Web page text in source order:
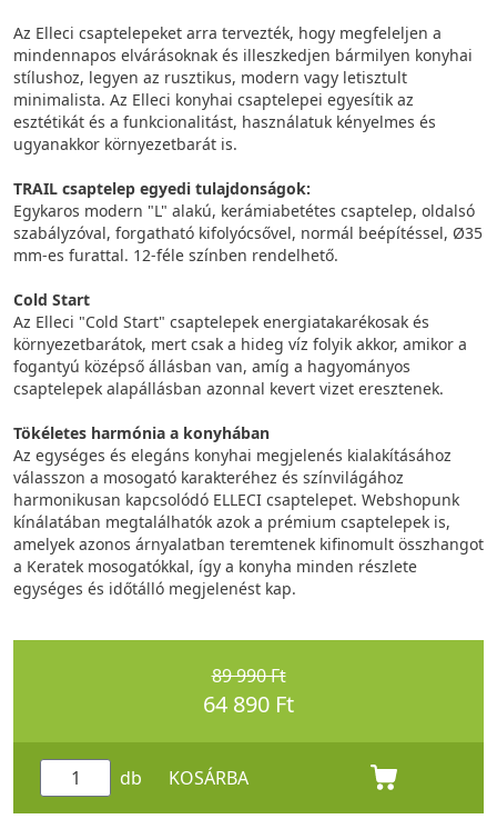
Az Elleci csaptelepeket arra tervezték, hogy megfeleljen a
mindennapos elvárásoknak és illeszkedjen bármilyen konyhai
stílushoz, legyen az rusztikus, modern vagy letisztult
minimalista. Az Elleci konyhai csaptelepei egyesítik az
esztétikát és a funkcionalitást, használatuk kényelmes és
ugyanakkor környezetbarát is.
TRAIL csaptelep egyedi tulajdonságok:
Egykaros modern "L" alakú, kerámiabetétes csaptelep, oldalsó
szabályzóval, forgatható kifolyócsővel, normál beépítéssel, Ø35
mm-es furattal. 12-féle színben rendelhető.
Cold Start
Az Elleci "Cold Start" csaptelepek energiatakarékosak és
környezetbarátok, mert csak a hideg víz folyik akkor, amikor a
fogantyú középső állásban van, amíg a hagyományos
csaptelepek alapállásban azonnal kevert vizet eresztenek.
Tökéletes harmónia a konyhában
Az egységes és elegáns konyhai megjelenés kialakításához
válasszon a mosogató karakteréhez és színvilágához
harmonikusan kapcsolódó ELLECI csaptelepet. Webshopunk
kínálatában megtalálhatók azok a prémium csaptelepek is,
amelyek azonos árnyalatban teremtenek kifinomult összhangot
a Keratek mosogatókkal, így a konyha minden részlete
egységes és időtálló megjelenést kap.
89 990 Ft
64 890 Ft
db KOSÁRBA